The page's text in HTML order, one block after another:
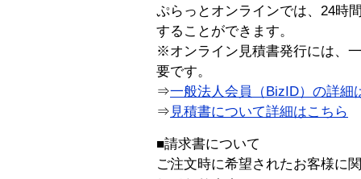
ぷらっとオンラインでは、24時
することができます。
※オンライン見積書発行には、
要です。
⇒一般法人会員（BizID）の詳細
⇒ 見積書について詳細はこちら
■請求書について
ご注文時に希望されたお客様に